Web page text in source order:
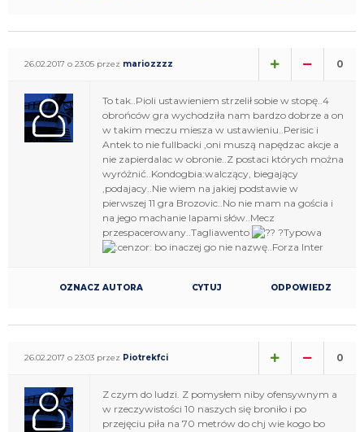
26.02.2017 o 23:05 przez mariozzzz 0
To tak..Pioli ustawieniem strzelił sobie w stopę..4
obrońców gra wychodziła nam bardzo dobrze a on
w takim meczu miesza w ustawieniu..Perisic i
Antek to nie fullbacki ,oni muszą napędzac akcje a
nie zapierdalac w obronie..Z postaci których można
wyróżnić..Kondogbia:walczący, biegający
,podajacy..Nie wiem na jakiej podstawie w
pierwszej 11 gra Brozovic..No nie mam na gościa i
na jego machanie lapami słów..Mecz
przespacerowany..Tagliawento
?Typowa
bo inaczej go nie nazwę..Forza Inter
OZNACZ AUTORA CYTUJ ODPOWIEDZ
26.02.2017 o 23:03 przez Piotrekfci 0
Z czym do ludzi. Z pomysłem niby ofensywnym a
w rzeczywistości 10 naszych się broniło i po
przejęciu piła na 70 metrów do chj wie kogo bo